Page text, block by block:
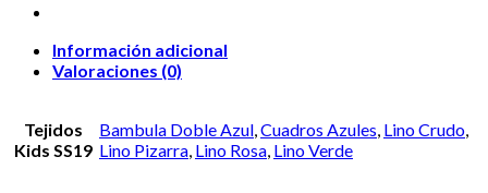
Información adicional
Valoraciones (0)
Tejidos
Kids SS19
Bambula Doble Azul,Cuadros Azules, Lino Crudo,
Lino Pizarra, Lino Rosa, Lino Verde